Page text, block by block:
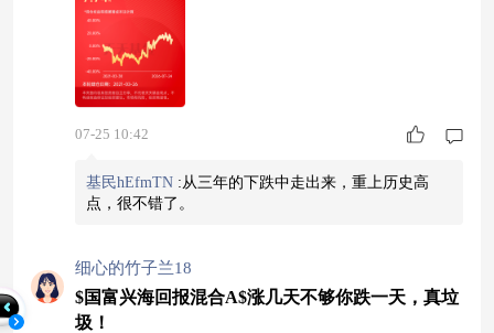
07-25 10:42
基民hEfmTN : 从三年的下跌中走出来，重上历史高
点，很不错了。
细心的竹子兰18
$国富兴海回报混合A$涨几天不够你跌一天，真垃
圾！